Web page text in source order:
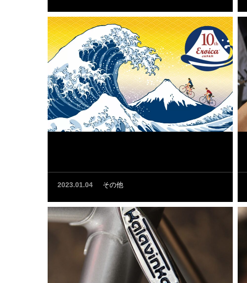
2023.01.04 その他